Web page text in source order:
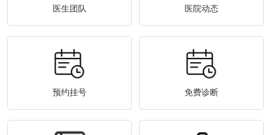
医生团队 医院动态
预约挂号 免费诊断